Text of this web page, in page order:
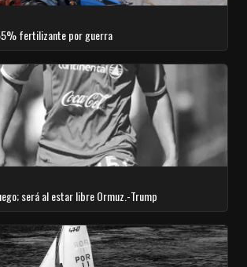
fertilizante por guerra
será al estar libre Ormuz.-Trump